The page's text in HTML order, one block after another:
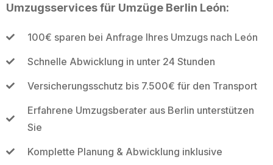
Umzugsservices für Umzüge Berlin León:
100€ sparen bei Anfrage Ihres Umzugs nach León
Schnelle Abwicklung in unter 24 Stunden
Versicherungsschutz bis 7.500€ für den Transport
Erfahrene Umzugsberater aus Berlin unterstützen
Sie
Komplette Planung & Abwicklung inklusive